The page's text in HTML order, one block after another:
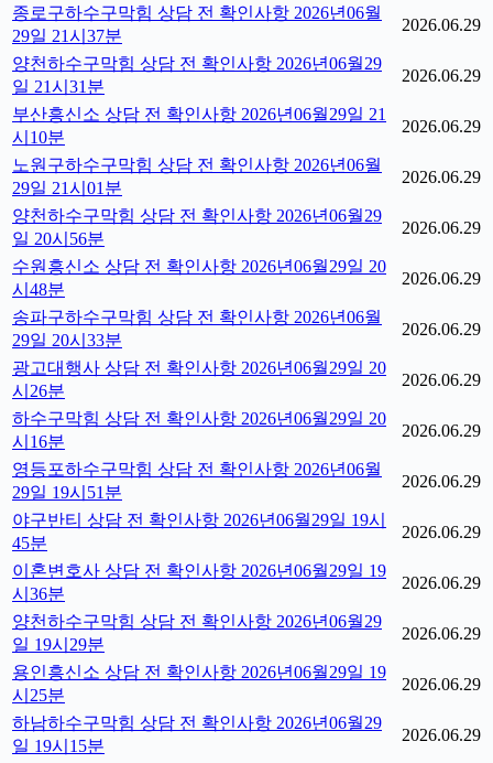
종로구하수구막힘 상담 전 확인사항 2026년06월
29일 21시37분
2026.06.29
양천하수구막힘 상담 전 확인사항 2026년06월29
일 21시31분
2026.06.29
부산흥신소 상담 전 확인사항 2026년06월29일 21
시10분
2026.06.29
노원구하수구막힘 상담 전 확인사항 2026년06월
29일 21시01분
2026.06.29
양천하수구막힘 상담 전 확인사항 2026년06월29
일 20시56분
2026.06.29
수원흥신소 상담 전 확인사항 2026년06월29일 20
시48분
2026.06.29
송파구하수구막힘 상담 전 확인사항 2026년06월
29일 20시33분
2026.06.29
광고대행사 상담 전 확인사항 2026년06월29일 20
시26분
2026.06.29
하수구막힘 상담 전 확인사항 2026년06월29일 20
시16분
2026.06.29
영등포하수구막힘 상담 전 확인사항 2026년06월
29일 19시51분
2026.06.29
야구반티 상담 전 확인사항 2026년06월29일 19시
45분
2026.06.29
이혼변호사 상담 전 확인사항 2026년06월29일 19
시36분
2026.06.29
양천하수구막힘 상담 전 확인사항 2026년06월29
일 19시29분
2026.06.29
용인흥신소 상담 전 확인사항 2026년06월29일 19
시25분
2026.06.29
하남하수구막힘 상담 전 확인사항 2026년06월29
일 19시15분
2026.06.29